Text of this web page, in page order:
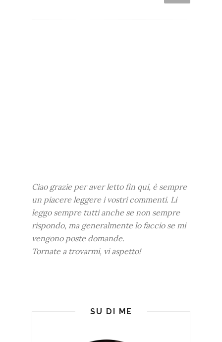
Ciao grazie per aver letto fin qui, è sempre
un piacere leggere i vostri commenti. Li
leggo sempre tutti anche se non sempre
rispondo, ma generalmente lo faccio se mi
vengono poste domande.
Tornate a trovarmi, vi aspetto!
SU DI ME